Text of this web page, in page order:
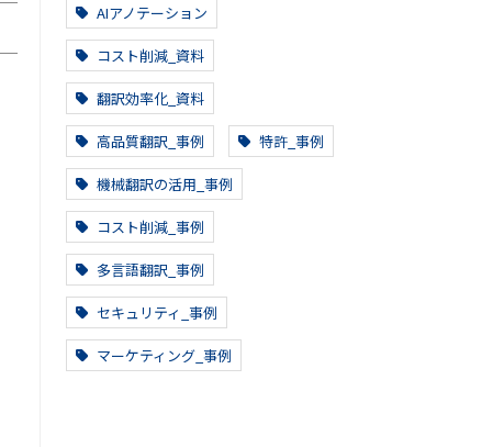
AIアノテーション
コスト削減_資料
翻訳効率化_資料
高品質翻訳_事例 特許_事例
機械翻訳の活用_事例
コスト削減_事例
多言語翻訳_事例
セキュリティ_事例
マーケティング_事例